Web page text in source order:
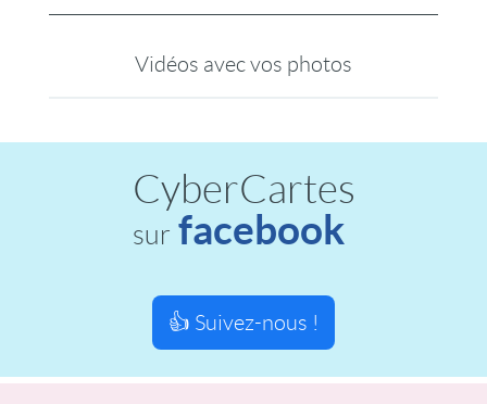
Vidéos avec vos photos
CyberCartes
sur facebook
👍 Suivez-nous !